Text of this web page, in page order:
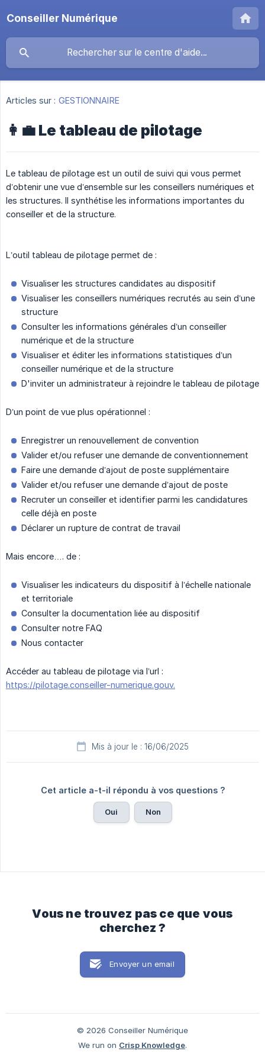
Conseiller Numérique
Articles sur : GESTIONNAIRE
👩‍💼 Le tableau de pilotage
Le tableau de pilotage est un outil de suivi qui vous permet
d’obtenir une vue d’ensemble sur les conseillers numériques et
les structures. Il synthétise les informations importantes du
conseiller et de la structure.
L’outil tableau de pilotage permet de :
Visualiser les structures candidates au dispositif
Visualiser les conseillers numériques recrutés au sein d’une
structure
Consulter les informations générales d’un conseiller
numérique et de la structure
Visualiser et éditer les informations statistiques d’un
conseiller numérique et de la structure
D'inviter un administrateur à rejoindre le tableau de pilotage
D’un point de vue plus opérationnel :
Enregistrer un renouvellement de convention
Valider et/ou refuser une demande de conventionnement
Faire une demande d’ajout de poste supplémentaire
Valider et/ou refuser une demande d’ajout de poste
Recruter un conseiller et identifier parmi les candidatures
celle déjà en poste
Déclarer un rupture de contrat de travail
Mais encore…. de :
Visualiser les indicateurs du dispositif à l’échelle nationale
et territoriale
Consulter la documentation liée au dispositif
Consulter notre FAQ
Nous contacter
Accéder au tableau de pilotage via l’url :
https://pilotage.conseiller-numerique.gouv.
Mis à jour le : 16/06/2025
Cet article a-t-il répondu à vos questions ?
Oui Non
Vous ne trouvez pas ce que vous
cherchez ?
Envoyer un email
© 2026 Conseiller Numérique
We run on Crisp Knowledge.